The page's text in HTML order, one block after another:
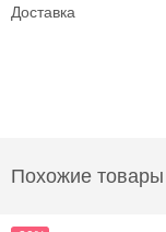
Доставка
Похожие товары